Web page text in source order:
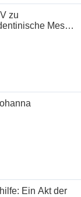
zu
Messe
Ein Akt der